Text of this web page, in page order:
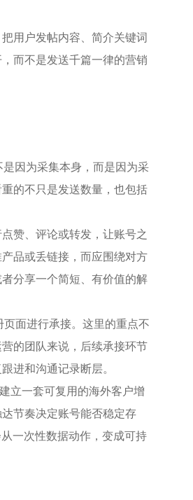
用户发帖内容、简介关键词
而不是发送千篇一律的营销
因为采集本身，而是因为采
的不只是发送数量，也包括
赞、评论或转发，让账号之
品或丢链接，而应围绕对方
分享一个简短、有价值的解
面进行承接。这里的重点不
的团队来说，后续承接环节
进和沟通记录断层。
立一套可复用的海外客户增
节奏决定账号能否稳定存
一次性数据动作，变成可持